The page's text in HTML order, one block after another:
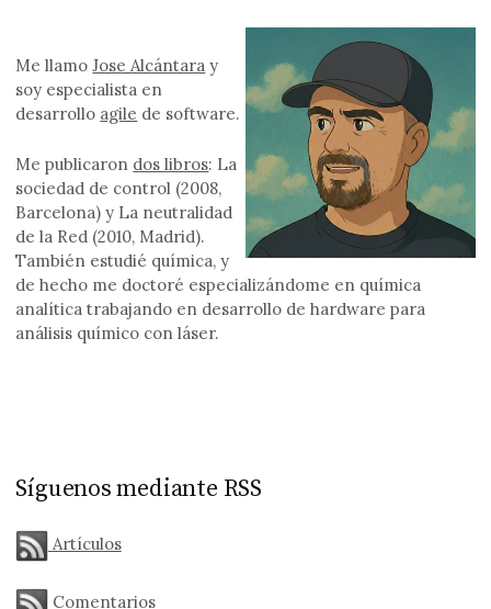
Me llamoJose Alcántara y
soy especialista en
desarrollo agile de software.
Me publicaron dos libros: La
sociedad de control (2008,
Barcelona) y La neutralidad
de la Red (2010, Madrid).
También estudié química, y
de hecho me doctoré especializándome en química
analítica trabajando en desarrollo de hardware para
análisis químico con láser.
Síguenos mediante RSS
Artículos
Comentarios